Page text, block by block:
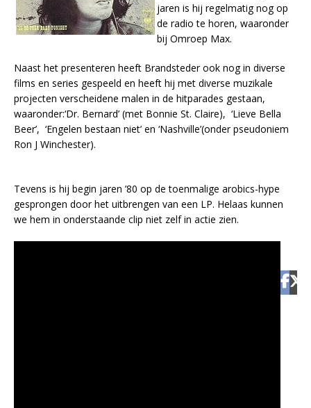
jaren is hij regelmatig nog op
de radio te horen, waaronder
bij Omroep Max.
Naast het presenteren heeft Brandsteder ook nog in diverse
films en series gespeeld en heeft hij met diverse muzikale
projecten verscheidene malen in de hitparades gestaan,
waaronder:‘Dr. Bernard’ (met Bonnie St. Claire), ‘Lieve Bella
Beer’, ‘Engelen bestaan niet’ en ‘Nashville’(onder pseudoniem
Ron J Winchester).
Tevens is hij begin jaren ’80 op de toenmalige arobics-hype
gesprongen door het uitbrengen van een LP. Helaas kunnen
we hem in onderstaande clip niet zelf in actie zien.